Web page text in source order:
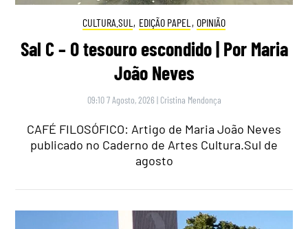
CULTURA.SUL , EDIÇÃO PAPEL , OPINIÃO
Sal C – O tesouro escondido | Por Maria
João Neves
09:10 7 Agosto, 2026 | Cristina Mendonça
CAFÉ FILOSÓFICO: Artigo de Maria João Neves
publicado no Caderno de Artes Cultura.Sul de
agosto